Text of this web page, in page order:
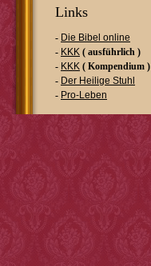
Links
- Die Bibel online
- KKK ( ausführlich )
- KKK ( Kompendium )
- Der Heilige Stuhl
- Pro-Leben